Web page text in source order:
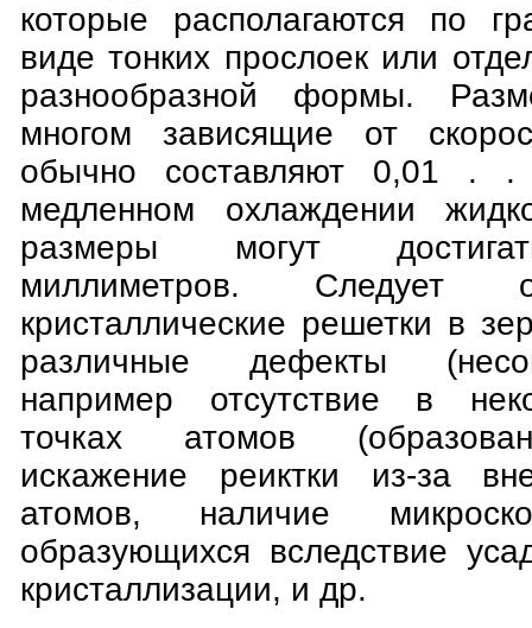
которые располагаются по
виде тонких прослоек или
разнообразной формы.
многом зависящие от
обычно составляют 0,01
медленном охлаждении
размеры могут
миллиметров. Следует
кристаллические решетки в
различные дефекты
например отсутствие в
точках атомов
искажение реиктки из-за
атомов, наличие
образующихся вследствие
кристаллизации, и др.